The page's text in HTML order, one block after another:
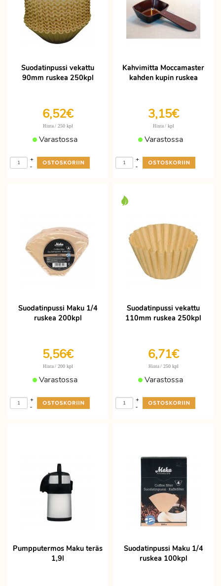
Suodatinpussi vekattu
90mm ruskea 250kpl
6,52€
Hinta / 250 kpl
Varastossa
-
+
Kahvimitta Moccamaster
kahden kupin ruskea
3,15€
Hinta / kpl
Varastossa
-
+
Suodatinpussi Maku 1/4
ruskea 200kpl
5,56€
Hinta / 200 kpl
Varastossa
-
+
Suodatinpussi vekattu
110mm ruskea 250kpl
6,71€
Hinta / 250 kpl
Varastossa
-
+
Pumpputermos Maku teräs
1,9l
Suodatinpussi Maku 1/4
ruskea 100kpl